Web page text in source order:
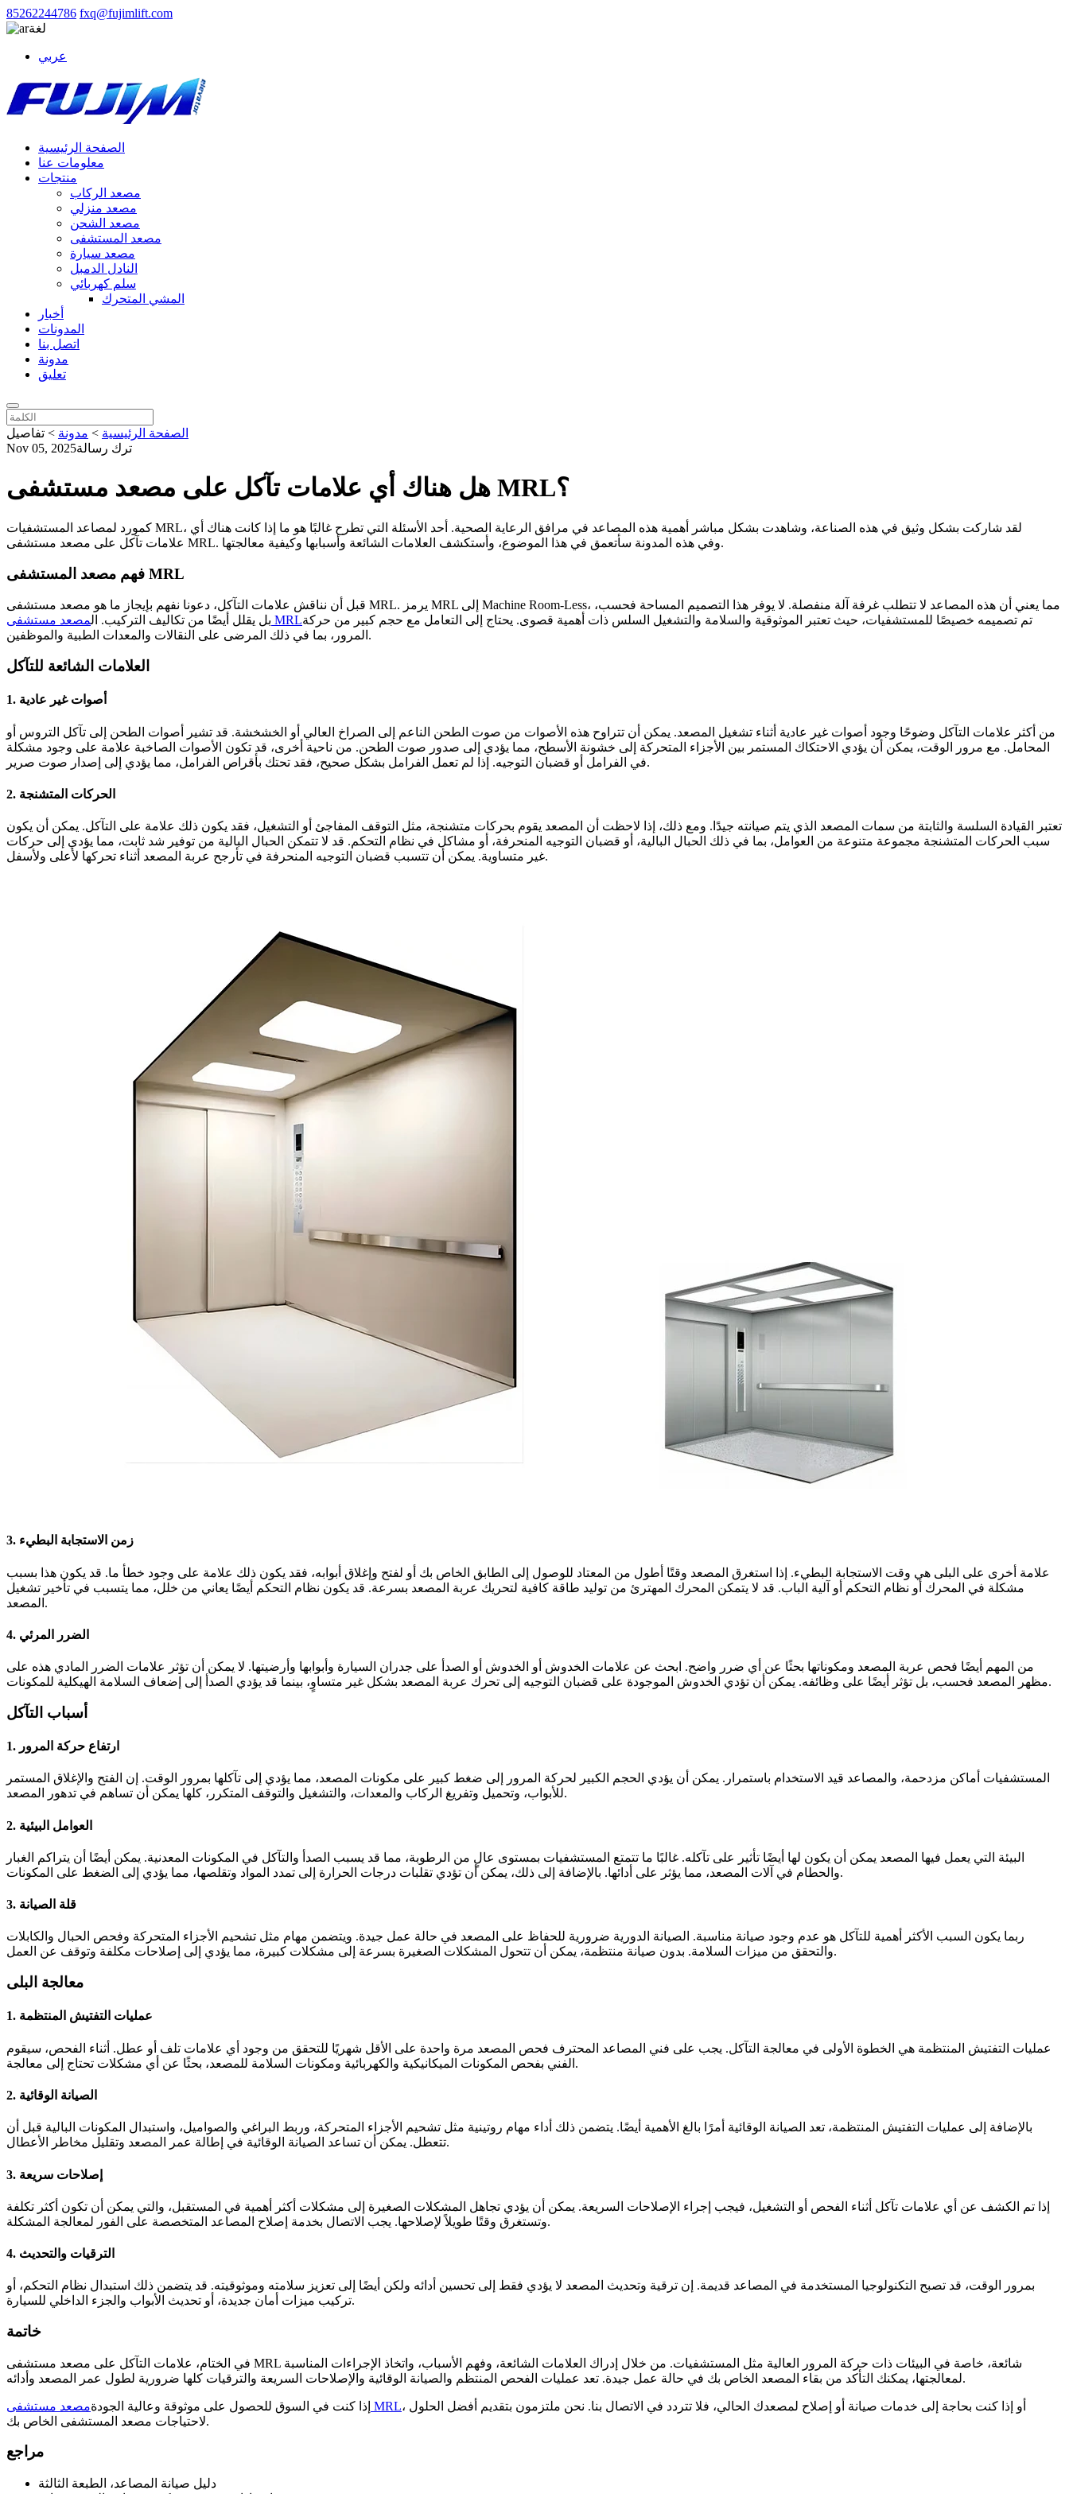
85262244786 fxq@fujimlift.com
لغة
عربي
الصفحة الرئيسية
معلومات عنا
منتجات
مصعد الركاب
مصعد منزلي
مصعد الشحن
مصعد المستشفى
مصعد سيارة
النادل الدمبل
سلم كهربائي
المشي المتحرك
أخبار
المدونات
اتصل بنا
مدونة
تعليق
الصفحة الرئيسية > مدونة > تفاصيل
Nov 05, 2025ترك رسالة
هل هناك أي علامات تآكل على مصعد مستشفى MRL؟
كمورد لمصاعد المستشفيات MRL، لقد شاركت بشكل وثيق في هذه الصناعة، وشاهدت بشكل مباشر أهمية هذه المصاعد في مرافق الرعاية الصحية. أحد الأسئلة التي تطرح غالبًا هو ما إذا كانت هناك أي
علامات تآكل على مصعد مستشفى MRL. وفي هذه المدونة سأتعمق في هذا الموضوع، وأستكشف العلامات الشائعة وأسبابها وكيفية معالجتها.
فهم مصعد المستشفى MRL
قبل أن نناقش علامات التآكل، دعونا نفهم بإيجاز ما هو مصعد مستشفى MRL. يرمز MRL إلى Machine Room-Less، مما يعني أن هذه المصاعد لا تتطلب غرفة آلة منفصلة. لا يوفر هذا التصميم المساحة فحسب،
بل يقلل أيضًا من تكاليف التركيب. ال مصعد مستشفى MRLتم تصميمه خصيصًا للمستشفيات، حيث تعتبر الموثوقية والسلامة والتشغيل السلس ذات أهمية قصوى. يحتاج إلى التعامل مع حجم كبير من حركة
المرور، بما في ذلك المرضى على النقالات والمعدات الطبية والموظفين.
العلامات الشائعة للتآكل
1. أصوات غير عادية
من أكثر علامات التآكل وضوحًا وجود أصوات غير عادية أثناء تشغيل المصعد. يمكن أن تتراوح هذه الأصوات من صوت الطحن الناعم إلى الصراخ العالي أو الخشخشة. قد تشير أصوات الطحن إلى تآكل التروس أو
المحامل. مع مرور الوقت، يمكن أن يؤدي الاحتكاك المستمر بين الأجزاء المتحركة إلى خشونة الأسطح، مما يؤدي إلى صدور صوت الطحن. من ناحية أخرى، قد تكون الأصوات الصاخبة علامة على وجود مشكلة
في الفرامل أو قضبان التوجيه. إذا لم تعمل الفرامل بشكل صحيح، فقد تحتك بأقراص الفرامل، مما يؤدي إلى إصدار صوت صرير.
2. الحركات المتشنجة
تعتبر القيادة السلسة والثابتة من سمات المصعد الذي يتم صيانته جيدًا. ومع ذلك، إذا لاحظت أن المصعد يقوم بحركات متشنجة، مثل التوقف المفاجئ أو التشغيل، فقد يكون ذلك علامة على التآكل. يمكن أن يكون
سبب الحركات المتشنجة مجموعة متنوعة من العوامل، بما في ذلك الحبال البالية، أو قضبان التوجيه المنحرفة، أو مشاكل في نظام التحكم. قد لا تتمكن الحبال البالية من توفير شد ثابت، مما يؤدي إلى حركات
غير متساوية. يمكن أن تتسبب قضبان التوجيه المنحرفة في تأرجح عربة المصعد أثناء تحركها لأعلى ولأسفل.
3. زمن الاستجابة البطيء
علامة أخرى على البلى هي وقت الاستجابة البطيء. إذا استغرق المصعد وقتًا أطول من المعتاد للوصول إلى الطابق الخاص بك أو لفتح وإغلاق أبوابه، فقد يكون ذلك علامة على وجود خطأ ما. قد يكون هذا بسبب
مشكلة في المحرك أو نظام التحكم أو آلية الباب. قد لا يتمكن المحرك المهترئ من توليد طاقة كافية لتحريك عربة المصعد بسرعة. قد يكون نظام التحكم أيضًا يعاني من خلل، مما يتسبب في تأخير تشغيل
المصعد.
4. الضرر المرئي
من المهم أيضًا فحص عربة المصعد ومكوناتها بحثًا عن أي ضرر واضح. ابحث عن علامات الخدوش أو الخدوش أو الصدأ على جدران السيارة وأبوابها وأرضيتها. لا يمكن أن تؤثر علامات الضرر المادي هذه على
مظهر المصعد فحسب، بل تؤثر أيضًا على وظائفه. يمكن أن تؤدي الخدوش الموجودة على قضبان التوجيه إلى تحرك عربة المصعد بشكل غير متساوٍ، بينما قد يؤدي الصدأ إلى إضعاف السلامة الهيكلية للمكونات.
أسباب التآكل
1. ارتفاع حركة المرور
المستشفيات أماكن مزدحمة، والمصاعد قيد الاستخدام باستمرار. يمكن أن يؤدي الحجم الكبير لحركة المرور إلى ضغط كبير على مكونات المصعد، مما يؤدي إلى تآكلها بمرور الوقت. إن الفتح والإغلاق المستمر
للأبواب، وتحميل وتفريغ الركاب والمعدات، والتشغيل والتوقف المتكرر، كلها يمكن أن تساهم في تدهور المصعد.
2. العوامل البيئية
البيئة التي يعمل فيها المصعد يمكن أن يكون لها أيضًا تأثير على تآكله. غالبًا ما تتمتع المستشفيات بمستوى عالٍ من الرطوبة، مما قد يسبب الصدأ والتآكل في المكونات المعدنية. يمكن أيضًا أن يتراكم الغبار
والحطام في آلات المصعد، مما يؤثر على أدائها. بالإضافة إلى ذلك، يمكن أن تؤدي تقلبات درجات الحرارة إلى تمدد المواد وتقلصها، مما يؤدي إلى الضغط على المكونات.
3. قلة الصيانة
ربما يكون السبب الأكثر أهمية للتآكل هو عدم وجود صيانة مناسبة. الصيانة الدورية ضرورية للحفاظ على المصعد في حالة عمل جيدة. ويتضمن مهام مثل تشحيم الأجزاء المتحركة وفحص الحبال والكابلات
والتحقق من ميزات السلامة. بدون صيانة منتظمة، يمكن أن تتحول المشكلات الصغيرة بسرعة إلى مشكلات كبيرة، مما يؤدي إلى إصلاحات مكلفة وتوقف عن العمل.
معالجة البلى
1. عمليات التفتيش المنتظمة
عمليات التفتيش المنتظمة هي الخطوة الأولى في معالجة التآكل. يجب على فني المصاعد المحترف فحص المصعد مرة واحدة على الأقل شهريًا للتحقق من وجود أي علامات تلف أو عطل. أثناء الفحص، سيقوم
الفني بفحص المكونات الميكانيكية والكهربائية ومكونات السلامة للمصعد، بحثًا عن أي مشكلات تحتاج إلى معالجة.
2. الصيانة الوقائية
بالإضافة إلى عمليات التفتيش المنتظمة، تعد الصيانة الوقائية أمرًا بالغ الأهمية أيضًا. يتضمن ذلك أداء مهام روتينية مثل تشحيم الأجزاء المتحركة، وربط البراغي والصواميل، واستبدال المكونات البالية قبل أن
تتعطل. يمكن أن تساعد الصيانة الوقائية في إطالة عمر المصعد وتقليل مخاطر الأعطال.
3. إصلاحات سريعة
إذا تم الكشف عن أي علامات تآكل أثناء الفحص أو التشغيل، فيجب إجراء الإصلاحات السريعة. يمكن أن يؤدي تجاهل المشكلات الصغيرة إلى مشكلات أكثر أهمية في المستقبل، والتي يمكن أن تكون أكثر تكلفة
وتستغرق وقتًا طويلاً لإصلاحها. يجب الاتصال بخدمة إصلاح المصاعد المتخصصة على الفور لمعالجة المشكلة.
4. الترقيات والتحديث
بمرور الوقت، قد تصبح التكنولوجيا المستخدمة في المصاعد قديمة. إن ترقية وتحديث المصعد لا يؤدي فقط إلى تحسين أدائه ولكن أيضًا إلى تعزيز سلامته وموثوقيته. قد يتضمن ذلك استبدال نظام التحكم، أو
تركيب ميزات أمان جديدة، أو تحديث الأبواب والجزء الداخلي للسيارة.
خاتمة
في الختام، علامات التآكل على مصعد مستشفى MRL شائعة، خاصة في البيئات ذات حركة المرور العالية مثل المستشفيات. من خلال إدراك العلامات الشائعة، وفهم الأسباب، واتخاذ الإجراءات المناسبة
لمعالجتها، يمكنك التأكد من بقاء المصعد الخاص بك في حالة عمل جيدة. تعد عمليات الفحص المنتظم والصيانة الوقائية والإصلاحات السريعة والترقيات كلها ضرورية لطول عمر المصعد وأدائه.
إذا كنت في السوق للحصول على موثوقة وعالية الجودة مصعد مستشفى MRL، أو إذا كنت بحاجة إلى خدمات صيانة أو إصلاح لمصعدك الحالي، فلا تتردد في الاتصال بنا. نحن ملتزمون بتقديم أفضل الحلول
لاحتياجات مصعد المستشفى الخاص بك.
مراجع
دليل صيانة المصاعد، الطبعة الثالثة